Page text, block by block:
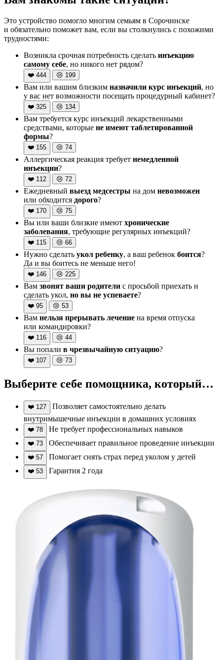
Это устройство помогло многим семьям в Сорочинске
и обязательно поможет вам, если вы столкнулись с похожими
трудностями:
Возникла срочная потребность сделать инъекцию
самому себе, но никого нет рядом?
❤️ 444 😢 199
Вам или вашим близким назначили курс инъекций, но
у вас нет возможности посещать процедурный кабинет?
❤️ 325 😢 134
Вам требуется курс инъекций лекарственными
средствами, которые не имеют таблетированной
формы?
❤️ 155 😢 74
Аллергическая реакция требует немедленной
инъекции?
❤️ 112 😢 72
Ежедневный выезд медсестры на дом невозможен
или обходится дорого?
❤️ 170 😢 75
Вы или ваши близкие имеют хронические
заболевания, требующие регулярных инъекций?
❤️ 115 😢 66
Нужно сделать укол ребенку, а ваш ребенок боится?
Да и вы боитесь не меньше него!
❤️ 146 😢 225
Вам звонят ваши родители с просьбой приехать и
сделать укол, но вы не успеваете?
❤️ 95 😢 53
Вам нельзя прерывать лечение на время отпуска
или командировки?
❤️ 116 😢 44
Вы попали в чрезвычайную ситуацию?
❤️ 107 😢 73
Выберите себе помощника, который…
❤️ 127
Позволяет самостоятельно делать
внутримышечные инъекции в домашних условиях
❤️ 78 Не требует профессиональных навыков
❤️ 73 Обеспечивает правильное проведение инъекции
❤️ 57 Помогает снять страх перед уколом у детей
❤️ 53 Гарантия 2 года